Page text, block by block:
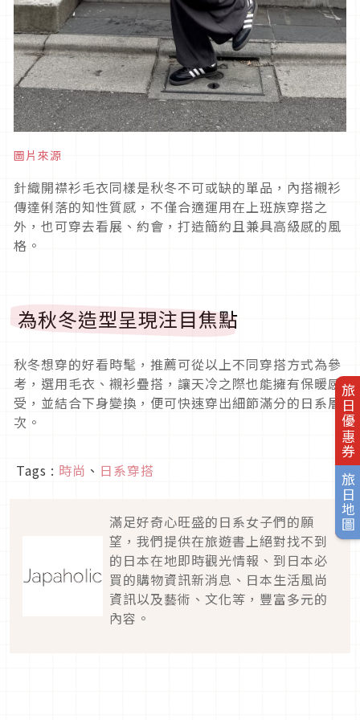
旅日優惠券
旅日地圖
圖片來源
針織開襟衫毛衣同樣是秋冬不可或缺的單品，內搭襯衫
傳達俐落的知性質感，不僅合適運用在上班族穿搭之
外，也可穿去看展、約會，打造簡約且兼具高級感的風
格。
為秋冬造型呈現注目焦點
秋冬想穿的好看時髦，推薦可從以上不同穿搭方式為參
考，選用毛衣、襯衫疊搭，讓天冷之際也能擁有保暖感
受，並結合下身變換，便可快速穿出細節滿分的日系層
次。
Tags : 時尚 、 日系穿搭
滿足好奇心旺盛的日系女子們的願
望，我們提供在旅遊書上絕對找不到
的日本在地即時觀光情報、到日本必
買的購物資訊新消息、日本生活風尚
資訊以及藝術、文化等，豐富多元的
內容。